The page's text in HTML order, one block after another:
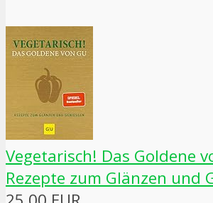
Vegetarisch! Das Goldene
Rezepte zum Glänzen und